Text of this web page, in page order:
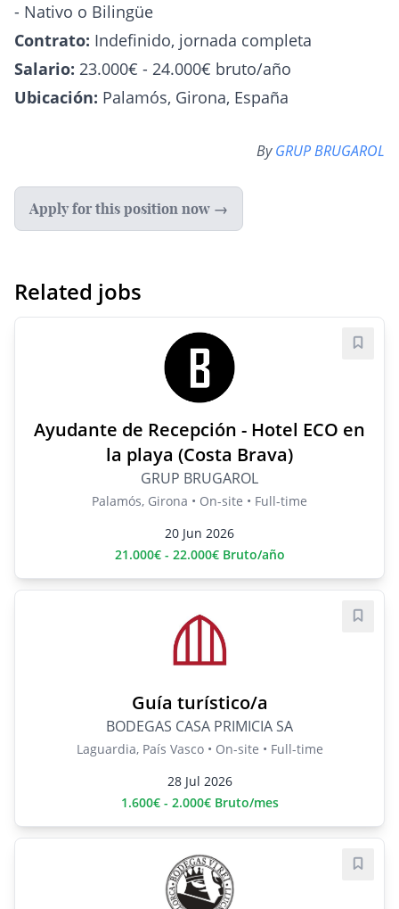
- Nativo o Bilingüe
Contrato: Indefinido, jornada completa
Salario: 23.000€ - 24.000€ bruto/año
Ubicación: Palamós, Girona, España
ByGRUP BRUGAROL
Apply for this position now →
Related jobs
Ayudante de Recepción - Hotel ECO en
la playa (Costa Brava)
GRUP BRUGAROL
Palamós, Girona • On-site • Full-time
20 Jun 2026
21.000€ - 22.000€ Bruto/año
Save
Guía turístico/a
BODEGAS CASA PRIMICIA SA
Laguardia, País Vasco • On-site • Full-time
28 Jul 2026
1.600€ - 2.000€ Bruto/mes
Save
Save